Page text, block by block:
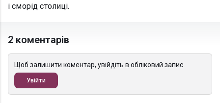
і сморід столиці.
2 коментарів
Щоб залишити коментар, увійдіть в обліковий запис
Увійти